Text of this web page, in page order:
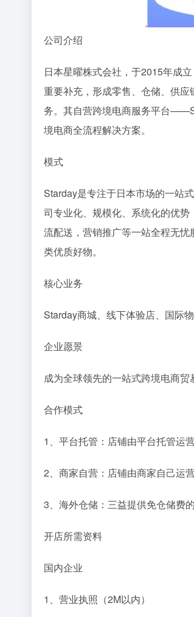
公司介绍
日本星曜株式会社，于2015年成
重要补充，形成零售、仓储、供
务。其自营跨境电商服务平台
境电商全流程解决方案。
模式
Starday是专注于日本市场的一站
司专业化、规模化、系统化的优
流配送，营销推广等一站全程无
类优质好物。
核心业务
Starday商城、线下体验店、国际
企业愿景
成为全球领先的一站式跨境电商贸
合作模式
1、平台托管：店铺由平台托管运
2、商家自营：店铺由商家自己运
3、海外仓储：三益提供免仓储费
开店所需资料
国内企业
1、营业执照（2M以内）